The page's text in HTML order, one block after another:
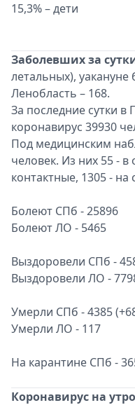
15,3% – дети
Заболевших за
летальных), yакануне
Ленобласть – 168.
За последние сутки в
коронавирус 39930
Под медицинским
человек. Из них 55 - в
контактные, 1305 -
Болеют СПб - 25896
Болеют ЛО - 5465
Выздоровели СПб -
Выздоровели ЛО -
Умерли СПб - 4385
Умерли ЛО - 117
На карантине СПб -
Коронавирус на